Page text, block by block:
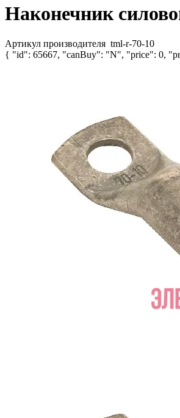
Наконечник
Артикул производителя tml-r-70-10
{ "id": 65667, "canBuy": "N", "price": 0,